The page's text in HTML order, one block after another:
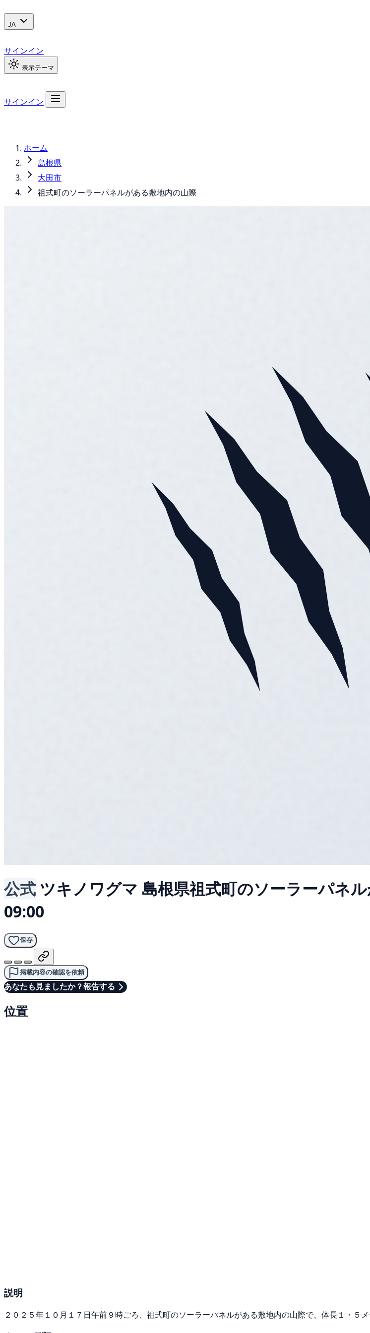
JA
サインイン
表示テーマ
サインイン
ホーム
島根県
大田市
祖式町のソーラーパネルがある敷地内の山際
公式 ツキノワグマ 島根県祖式町のソーラーパネ
09:00
保存
掲載内容の確認を依頼
あなたも見ましたか？報告する
位置
説明
２０２５年１０月１７日午前９時ごろ、祖式町のソーラーパネルがある敷地内の山際で、体長１・５メ